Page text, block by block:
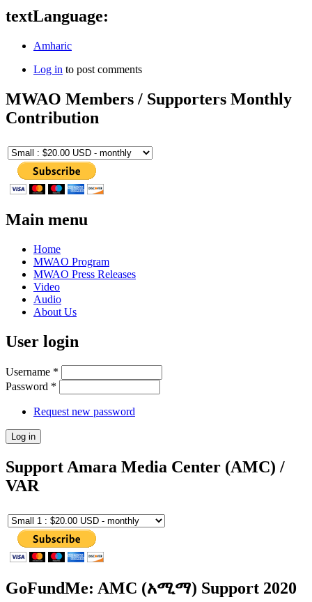
textLanguage:
Amharic
Log in to post comments
MWAO Members / Supporters Monthly
Contribution
Main menu
Home
MWAO Program
MWAO Press Releases
Video
Audio
About Us
User login
Username *
Password *
Request new password
Support Amara Media Center (AMC) /
VAR
GoFundMe: AMC (አሚማ) Support 2020